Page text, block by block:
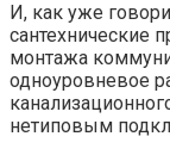
И, как уже
сантехнические
монтажа
одноуровневое
нетиповым